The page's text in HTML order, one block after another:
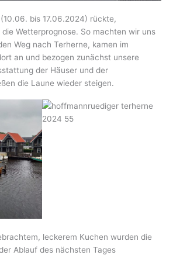
bis 17.06.2024) rückte,
Wetterprognose. So machten wir uns
Weg nach Terherne, kamen im
an und bezogen zunächst unsere
der Häuser und der
die Laune wieder steigen.
leckerem Kuchen wurden die
Ablauf des nächsten Tages